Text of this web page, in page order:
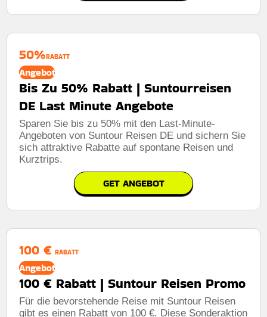
50%RABATT
Angebot
Bis Zu 50% Rabatt | Suntourreisen
DE Last Minute Angebote
Sparen Sie bis zu 50% mit den Last-Minute-
Angeboten von Suntour Reisen DE und sichern Sie
sich attraktive Rabatte auf spontane Reisen und
Kurztrips.
GET ANGEBOT
100 € RABATT
Angebot
100 € Rabatt | Suntour Reisen Promo
Für die bevorstehende Reise mit Suntour Reisen
gibt es einen Rabatt von 100 €. Diese Sonderaktion